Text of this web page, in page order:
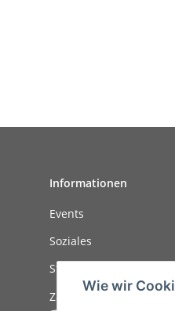
Informationen
Events
Soziales
Stellenanzeigen
Zahlungsmöglichkeiten
Wie wir